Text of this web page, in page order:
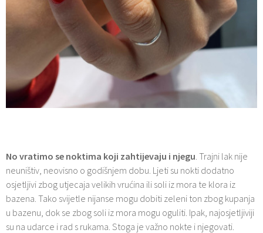
No vratimo se noktima koji zahtijevaju i njegu . Trajni lak nije
neuništiv, neovisno o godišnjem dobu. Ljeti su nokti dodatno
osjetljivi zbog utjecaja velikih vrućina ili soli iz mora te klora iz
bazena. Tako svijetle nijanse mogu dobiti zeleni ton zbog kupanja
u bazenu, dok se zbog soli iz mora mogu oguliti. Ipak, najosjetljiviji
su na udarce i rad s rukama. Stoga je važno nokte i njegovati.